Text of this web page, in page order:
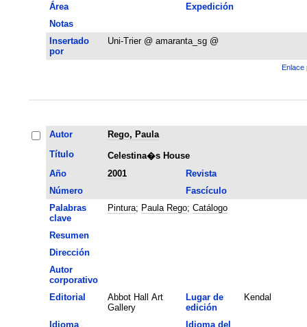
Área
Expedición
Notas
Insertado
por
Uni-Trier @ amaranta_sg @
Enlace
Autor
Rego, Paula
Título
Celestina�s House
Año
2001
Revista
Número
Fascículo
Palabras
clave
Pintura; Paula Rego; Catálogo
Resumen
Dirección
Autor
corporativo
Editorial
Abbot Hall Art
Gallery
Lugar de
edición
Kendal
Idioma
Idioma del